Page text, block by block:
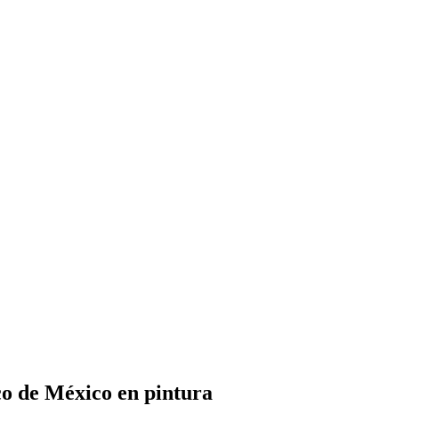
de México en pintura